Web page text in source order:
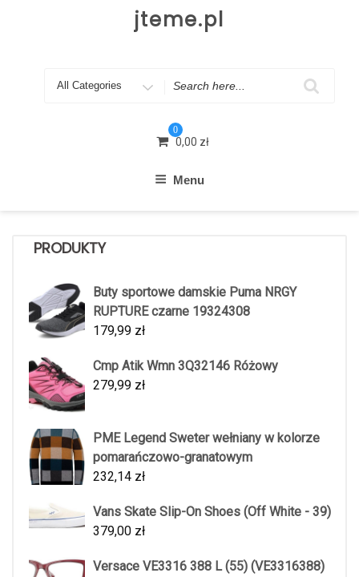
jteme.pl
Search
0
0,00 zł
Menu
PRODUKTY
Buty sportowe damskie Puma NRGY
RUPTURE czarne 19324308
179,99 zł
Cmp Atik Wmn 3Q32146 Różowy
279,99 zł
PME Legend Sweter wełniany w kolorze
pomarańczowo-granatowym
232,14 zł
Vans Skate Slip-On Shoes (Off White - 39)
379,00 zł
Versace VE3316 388 L (55) (VE3316388)